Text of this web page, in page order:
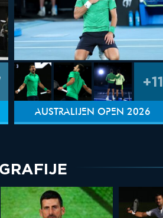
+11
AUSTRALIJEN OPEN 2026